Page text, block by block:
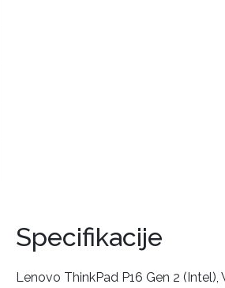
Specifikacije
Lenovo ThinkPad P16 Gen 2 (Intel),